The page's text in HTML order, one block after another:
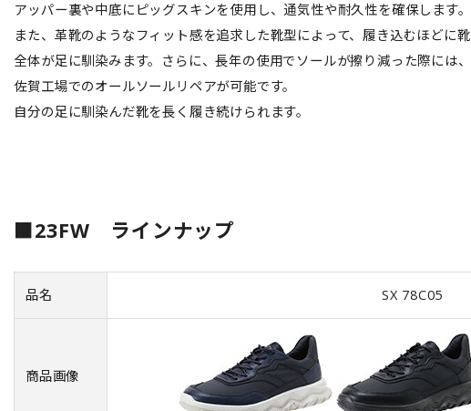
アッパー裏や中底にピッグスキンを使用し、通気性や耐久性を確保します。
また、革靴のようなフィット感を追求した靴型によって、履き込むほどに靴
全体が足に馴染みます。さらに、長年の使用でソールが擦り減った際には、
佐賀工場でのオールソールリペアが可能です。
自分の足に馴染んだ靴を長く履き続けられます。
■23FW ラインナップ
品名 SX 78C05
商品画像